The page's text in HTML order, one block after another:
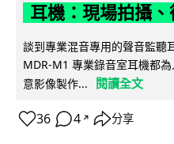
耳機：現場拍攝
談到專業混音專用的聲音監聽
MDR-M1 專業錄音室耳機都
意影像製作...
閱讀全文
36 4 ↗ 分享